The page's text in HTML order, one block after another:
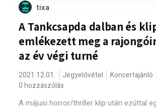
tixa
A Tankcsapda dalban és
emlékezett meg a
az év végi turné
2021.12.01. Jegyelővétel Koncertajánló
0 hozzászólás
A májusi horror/thriller klip után ezúttal